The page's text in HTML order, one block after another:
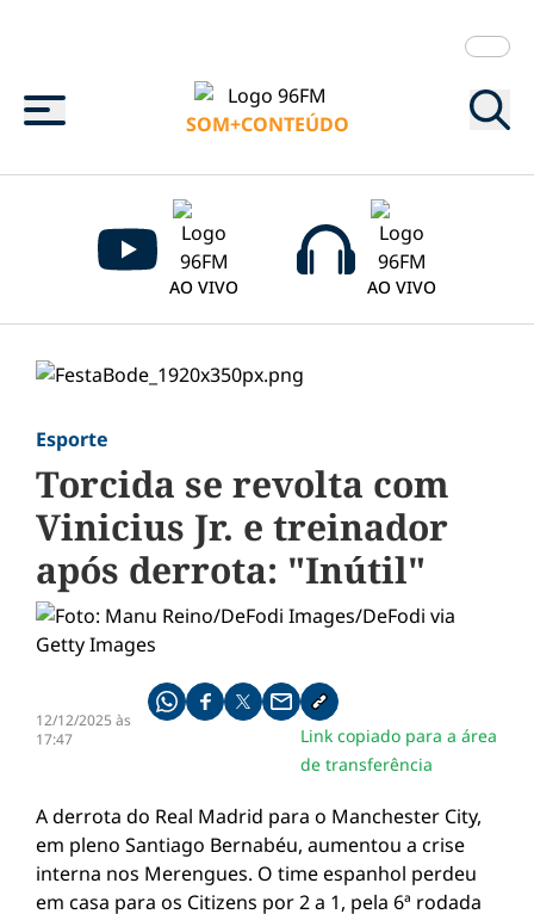
Menu
SOM+CONTEÚDO
AO VIVO AO VIVO
Esporte
Torcida se revolta com
Vinicius Jr. e treinador
após derrota: "Inútil"
12/12/2025 às
17:47
Compartilhe pelo whatsapp
Compartilhar no facebook
Compartilhar no twitter
Compartilhe pelo email
Copiar link da notícia
Link copiado para a área
de transferência
A derrota do Real Madrid para o Manchester City,
em pleno Santiago Bernabéu, aumentou a crise
interna nos Merengues. O time espanhol perdeu
em casa para os Citizens por 2 a 1, pela 6ª rodada